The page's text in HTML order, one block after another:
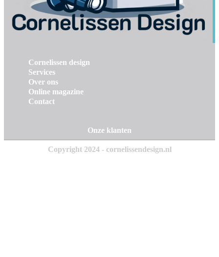
Cornelissen design
Services
Over ons
Online magazine
Contact
Onze klanten
Copyright 2024 - cornelissendesign.nl